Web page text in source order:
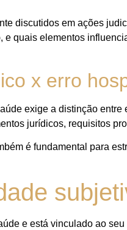
discutidos em ações
quais elementos
x erro
exige a distinção entre
jurídicos, requisitos
é fundamental para
e está vinculado ao